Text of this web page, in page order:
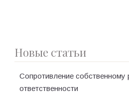
Новые статьи
Сопротивление собственному
ответственности